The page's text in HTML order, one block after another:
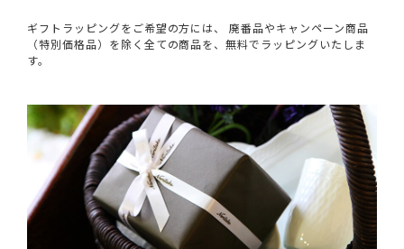
ギフトラッピングをご希望の方には、 廃番品やキャンペーン商品
（特別価格品）を除く全ての商品を、無料でラッピングいたしま
す。